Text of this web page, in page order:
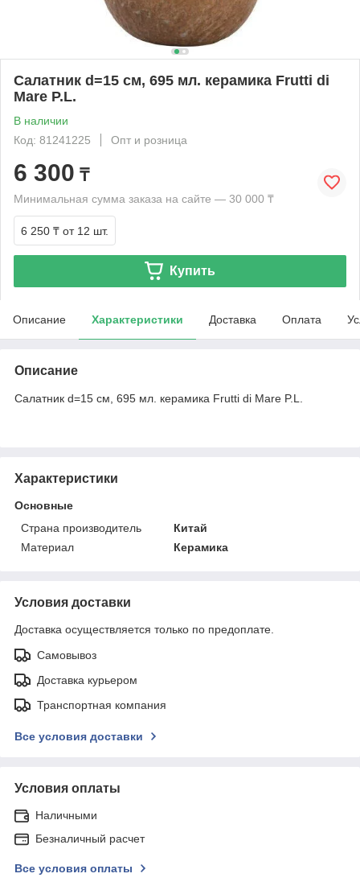
Салатник d=15 см, 695 мл. керамика Frutti di
Mare P.L.
В наличии
Код: 81241225
Опт и розница
6 300 ₸
Минимальная сумма заказа на сайте — 30 000 ₸
6 250 ₸ от 12 шт.
Купить
Описание Характеристики Доставка Оплата
Описание
Салатник d=15 см, 695 мл. керамика Frutti di Mare P.L.
Характеристики
Основные
Страна производитель
Китай
Материал
Керамика
Условия доставки
Доставка осуществляется только по предоплате.
Самовывоз
Доставка курьером
Транспортная компания
Все условия доставки
Условия оплаты
Наличными
Безналичный расчет
Все условия оплаты